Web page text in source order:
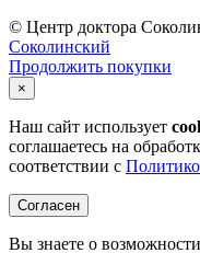
© Центр доктора
Соколинский
Продолжить покупки
×
Наш сайт использует
соглашаетесь на
соответствии с
Согласен
Вы знаете о